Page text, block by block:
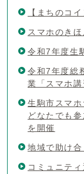
【まちのコ
スマホのき
令和7年度生
令和7年度総
業「スマホ講
生駒市スマ
どなたでも
を開催
地域で助け
コミュニテ